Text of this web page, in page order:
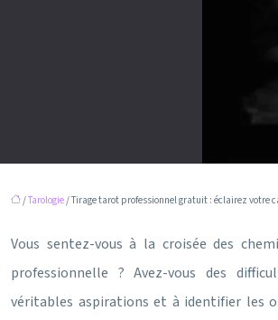
/Tarologie/ Tirage tarot professionnel gratuit : éclairez votre
Vous sentez-vous à la croisée des
professionnelle ? Avez-vous des
véritables aspirations et à identifier les